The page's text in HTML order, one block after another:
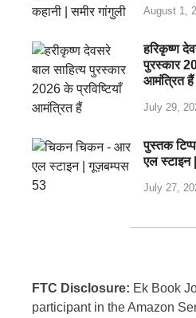
August 1,
हरिकृष्ण
पुरस्कार
आमंत्रित हैं
July 29,
पुस्तक
एल स्टाइन
July 27,
FTC Disclosure: Ek Book
participant in the Amazon